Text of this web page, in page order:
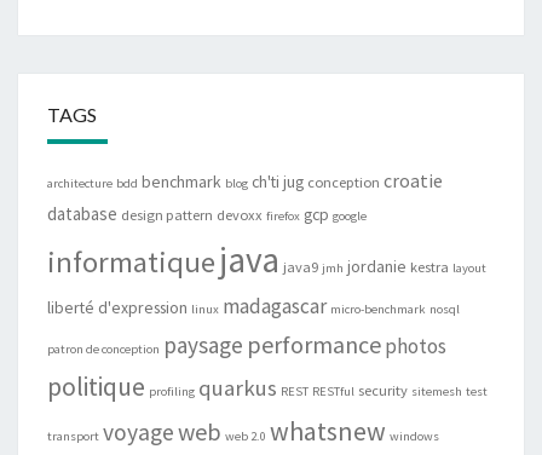
TAGS
architecture bdd benchmark blog ch'ti jug conception croatie
database design pattern devoxx firefox gcp google
informatiquejava java9 jmh jordanie kestra layout
liberté d'expression linux madagascar micro-benchmark nosql
patron de conception paysage performancephotos
politique profiling quarkus REST RESTful security sitemesh test
transport voyageweb web 2.0 whatsnew windows